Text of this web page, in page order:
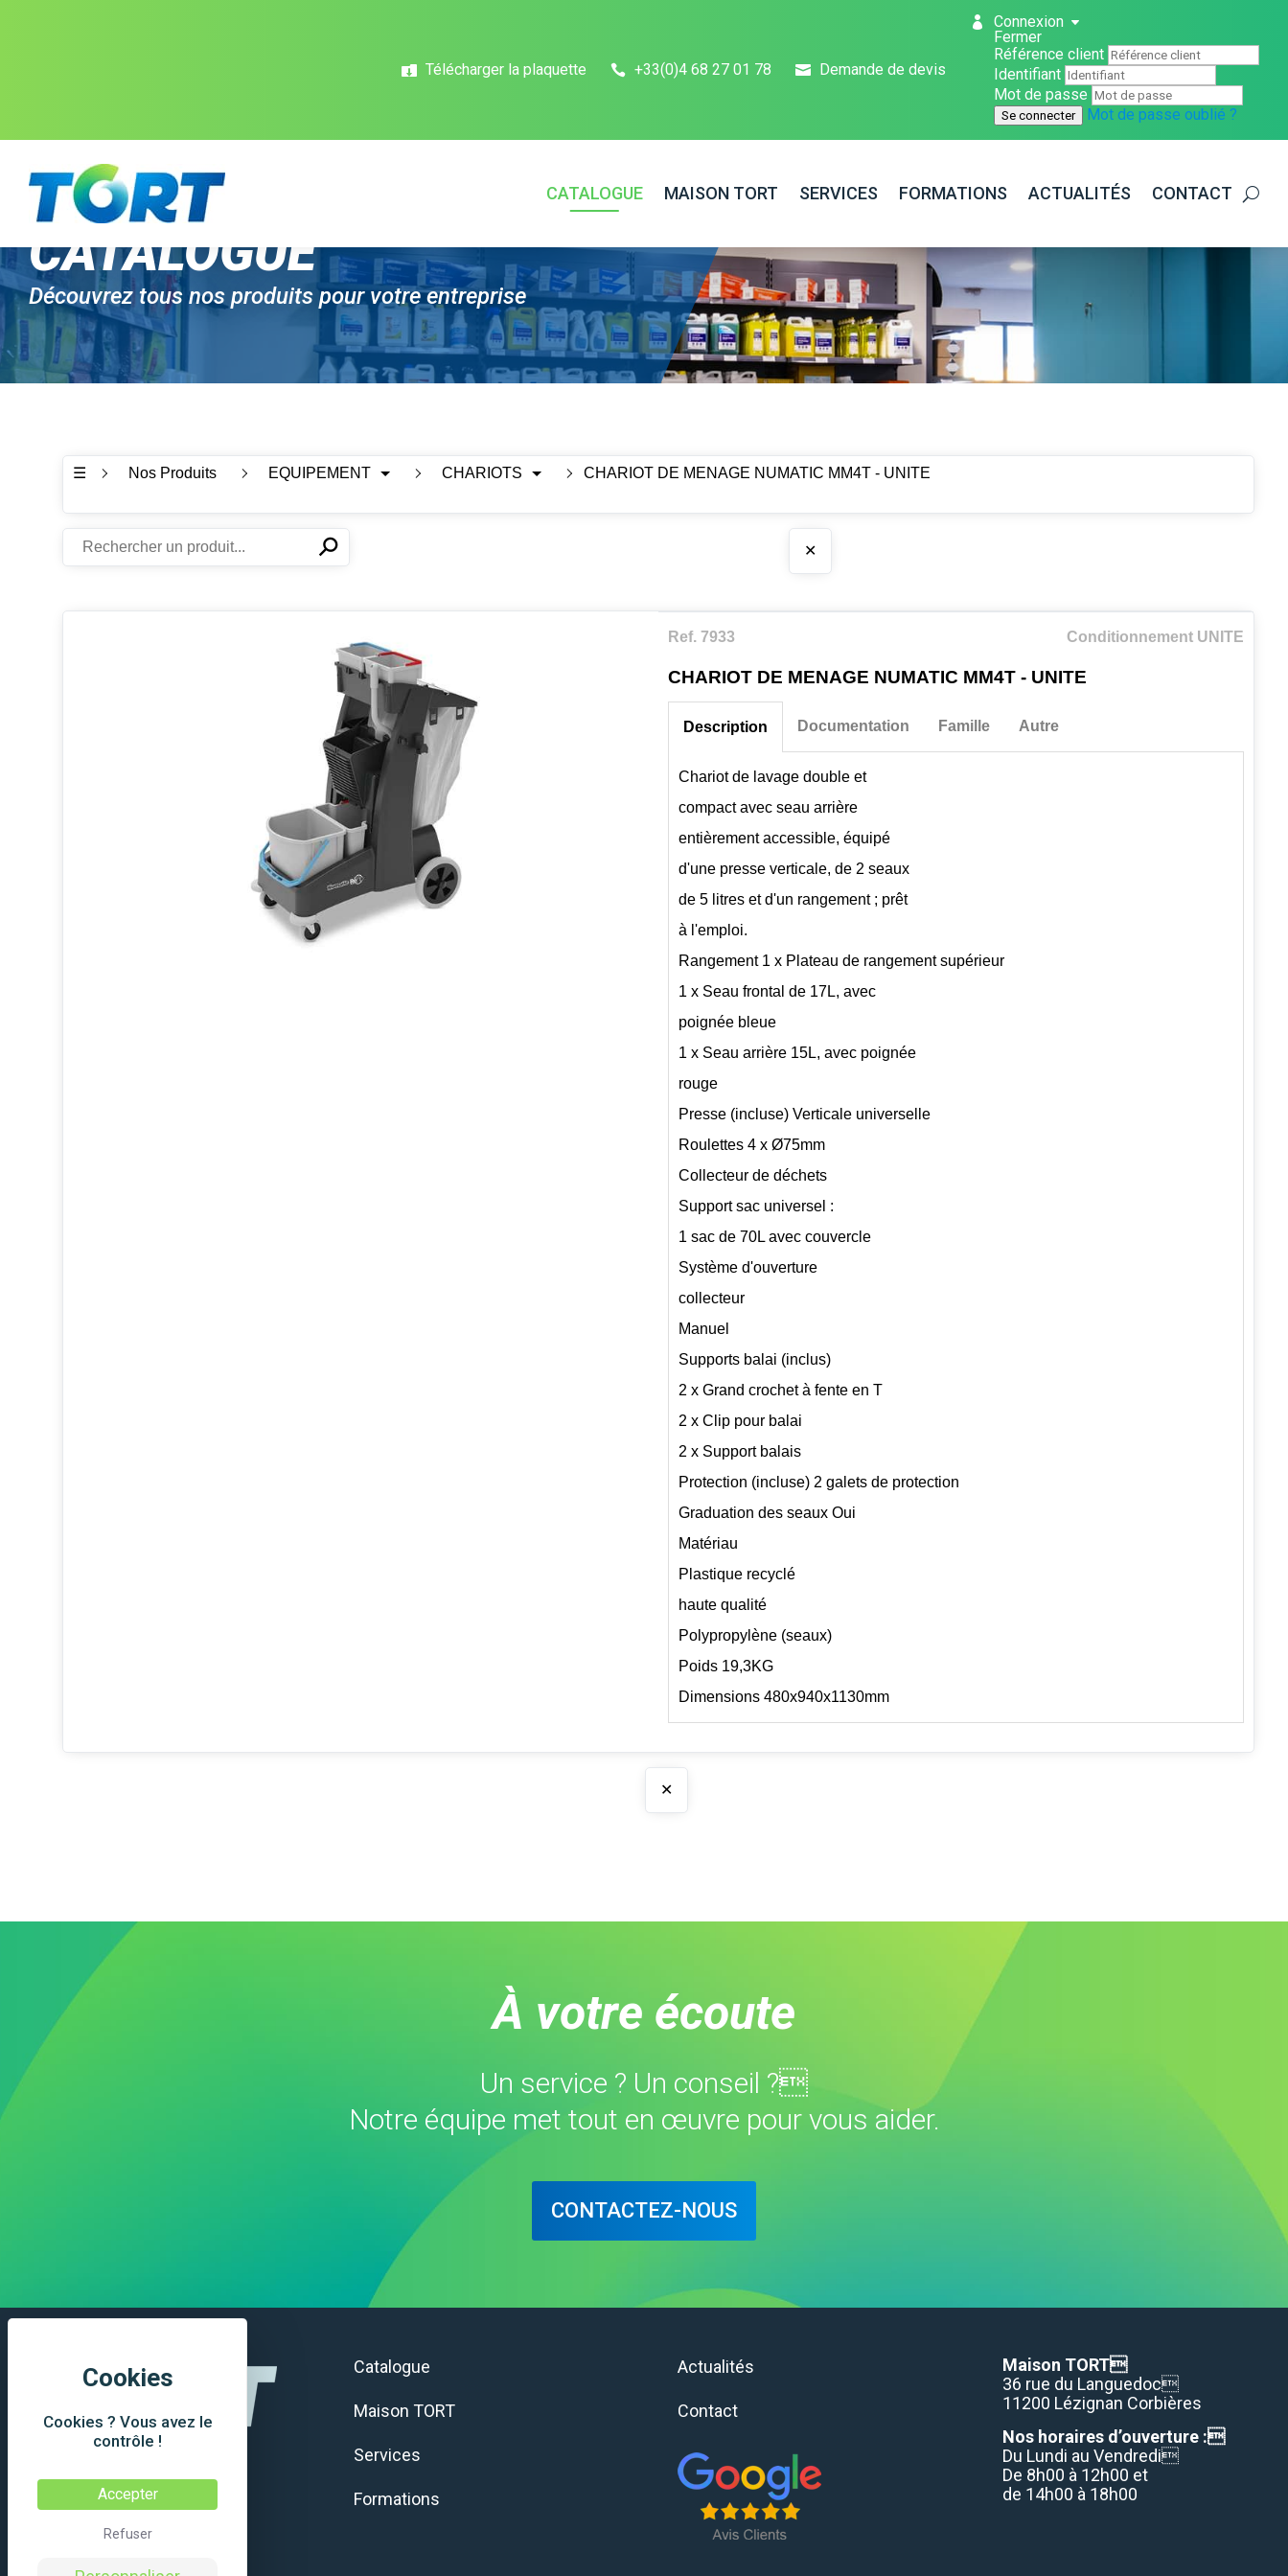
Cookies ? Vous avez le
contrôle !
Accepter
Refuser
Télécharger la plaquette +33(0)4 68 27 01 78 Demande de devis
Connexion
Fermer
Référence client
Identifiant
Mot de passe
Se connecter Mot de passe oublié ?
CATALOGUE MAISON TORT SERVICES FORMATIONS ACTUALITÉS CONTACT
CATALOGUE
Découvrez tous nos produits pour votre entreprise
☰ Nos Produits EQUIPEMENT CHARIOTS CHARIOT DE MENAGE NUMATIC MM4T - UNITE
✕⚲ ✕
Ref. 7933 Conditionnement UNITE
CHARIOT DE MENAGE NUMATIC MM4T - UNITE
Description
Chariot de lavage double et
compact avec seau arrière
entièrement accessible, équipé
d'une presse verticale, de 2 seaux
de 5 litres et d'un rangement ; prêt
à l'emploi.
Rangement 1 x Plateau de rangement supérieur
1 x Seau frontal de 17L, avec
poignée bleue
1 x Seau arrière 15L, avec poignée
rouge
Presse (incluse) Verticale universelle
Roulettes 4 x Ø75mm
Collecteur de déchets
Support sac universel :
1 sac de 70L avec couvercle
Système d'ouverture
collecteur
Manuel
Supports balai (inclus)
2 x Grand crochet à fente en T
2 x Clip pour balai
2 x Support balais
Protection (incluse) 2 galets de protection
Graduation des seaux Oui
Matériau
Plastique recyclé
haute qualité
Polypropylène (seaux)
Poids 19,3KG
Dimensions 480x940x1130mm
Documentation Famille Autre
✕
À votre écoute
Un service ? Un conseil ?
Notre équipe met tout en œuvre pour vous aider.
CONTACTEZ-NOUS
Catalogue
Maison TORT
Services
Formations
Actualités
Contact
Maison TORT
36 rue du Languedoc
11200 Lézignan Corbières
Nos horaires d’ouverture :
Du Lundi au Vendredi
De 8h00 à 12h00 et
de 14h00 à 18h00